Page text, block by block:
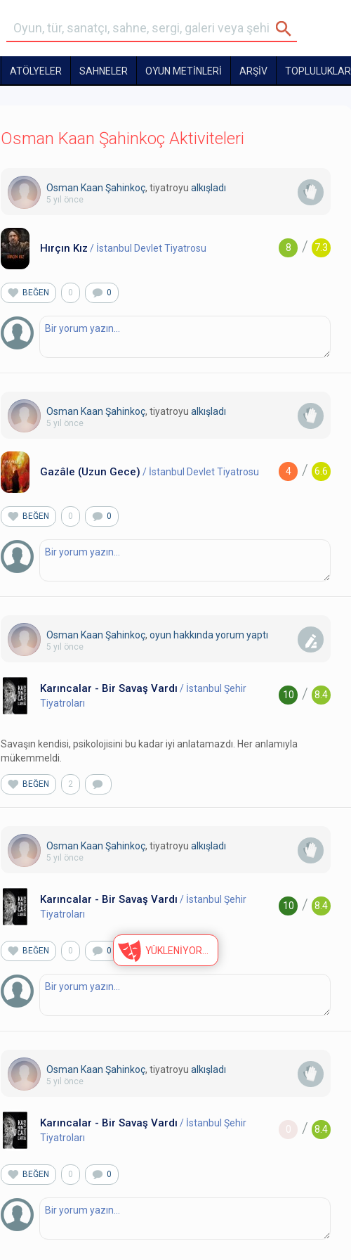
ATÖLYELER SAHNELER OYUN METİNLERİ ARŞİV TOPLULUKLAR
Osman Kaan Şahinkoç Aktiviteleri
Osman Kaan Şahinkoç, tiyatroyu alkışladı
5 yıl önce
7.3
/
8
Hırçın Kız / İstanbul Devlet Tiyatrosu
BEĞEN 0 0
Osman Kaan Şahinkoç, tiyatroyu alkışladı
5 yıl önce
6.6
/
4
Gazâle (Uzun Gece) / İstanbul Devlet Tiyatrosu
BEĞEN 0 0
Osman Kaan Şahinkoç, oyun hakkında yorum yaptı
5 yıl önce
8.4
/
10
Karıncalar - Bir Savaş Vardı / İstanbul Şehir
Tiyatroları
Savaşın kendisi, psikolojisini bu kadar iyi anlatamazdı. Her anlamıyla
mükemmeldi.
BEĞEN 2
Osman Kaan Şahinkoç, tiyatroyu alkışladı
5 yıl önce
8.4
/
10
Karıncalar - Bir Savaş Vardı / İstanbul Şehir
Tiyatroları
BEĞEN 0 0
Osman Kaan Şahinkoç, tiyatroyu alkışladı
5 yıl önce
8.4
/
0
Karıncalar - Bir Savaş Vardı / İstanbul Şehir
Tiyatroları
BEĞEN 0 0